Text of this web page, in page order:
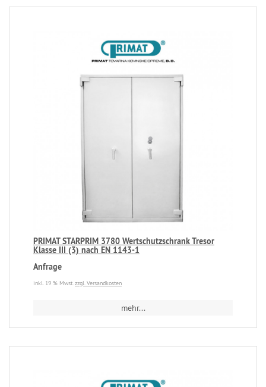
PRIMAT STARPRIM 3780 Wertschutzschrank Tresor
Klasse III (3) nach EN 1143-1
Anfrage
inkl. 19 % Mwst.zzgl. Versandkosten
mehr...